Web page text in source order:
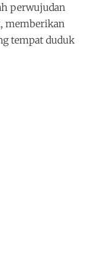
perwujudan
memberikan
tempat duduk